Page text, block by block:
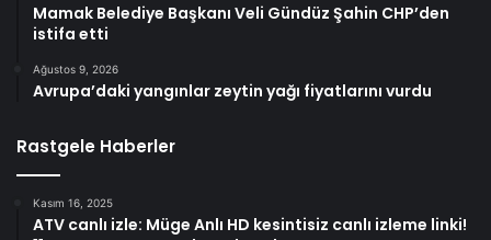
Mamak Belediye Başkanı Veli Gündüz Şahin CHP’den
istifa etti
Ağustos 9, 2026
Avrupa’daki yangınlar zeytin yağı fiyatlarını vurdu
Rastgele Haberler
Kasım 16, 2025
ATV canlı izle: Müge Anlı HD kesintisiz canlı izleme linki!